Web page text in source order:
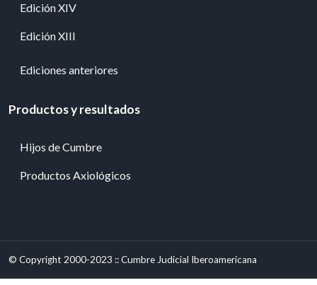
Edición XIV
Edición XIII
Ediciones anteriores
Productos y resultados
Hijos de Cumbre
Productos Axiológicos
© Copyright 2000-2023 :: Cumbre Judicial Iberoamericana